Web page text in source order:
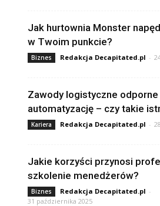
Jak hurtownia Monster
w Twoim punkcie?
Biznes Redakcja Decapitated.pl -
Zawody logistyczne odporne
automatyzację – czy takie
Kariera Redakcja Decapitated.pl -
Jakie korzyści przynosi
szkolenie menedżerów?
Biznes Redakcja Decapitated.pl -
31 października 2025